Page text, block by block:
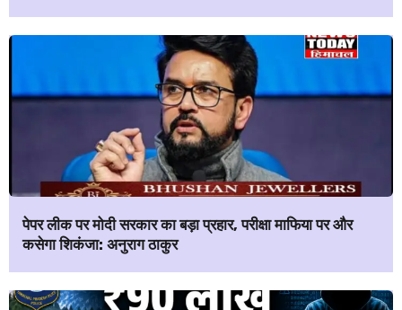
पेपर लीक पर मोदी सरकार का बड़ा प्रहार, परीक्षा माफिया पर और
कसेगा शिकंजा: अनुराग ठाकुर